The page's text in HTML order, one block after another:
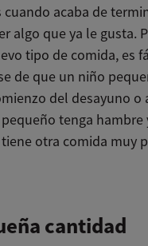
acaba de
algo que ya le gusta.
tipo de comida, es
de que un niño
del desayuno o
tenga hambre
otra comida muy
cantidad